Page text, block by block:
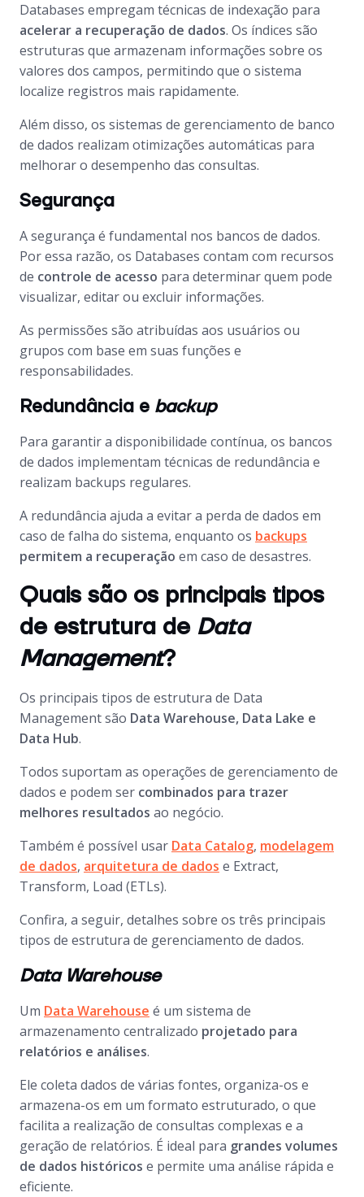
Databases empregam técnicas de indexação para
acelerar a recuperação de dados. Os índices são
estruturas que armazenam informações sobre os
valores dos campos, permitindo que o sistema
localize registros mais rapidamente.
Além disso, os sistemas de gerenciamento de banco
de dados realizam otimizações automáticas para
melhorar o desempenho das consultas.
Segurança
A segurança é fundamental nos bancos de dados.
Por essa razão, os Databases contam com recursos
de controle de acesso para determinar quem pode
visualizar, editar ou excluir informações.
As permissões são atribuídas aos usuários ou
grupos com base em suas funções e
responsabilidades.
Redundância e backup
Para garantir a disponibilidade contínua, os bancos
de dados implementam técnicas de redundância e
realizam backups regulares.
A redundância ajuda a evitar a perda de dados em
caso de falha do sistema, enquanto os backups
permitem a recuperação em caso de desastres.
Quais são os principais tipos
de estrutura de Data
Management?
Os principais tipos de estrutura de Data
Managementsão Data Warehouse, Data Lake e
Data Hub.
Todos suportam as operações de gerenciamento de
dados e podem ser combinados para trazer
melhores resultados ao negócio.
Também é possível usar Data Catalog, modelagem
de dados, arquitetura de dados e Extract,
Transform, Load (ETLs).
Confira, a seguir, detalhes sobre os três principais
tipos de estrutura de gerenciamento de dados.
Data Warehouse
Um Data Warehouse é um sistema de
armazenamento centralizado projetado para
relatórios e análises.
Ele coleta dados de várias fontes, organiza-os e
armazena-os em um formato estruturado, o que
facilita a realização de consultas complexas e a
geração de relatórios. É ideal para grandes volumes
de dados históricos e permite uma análise rápida e
eficiente.